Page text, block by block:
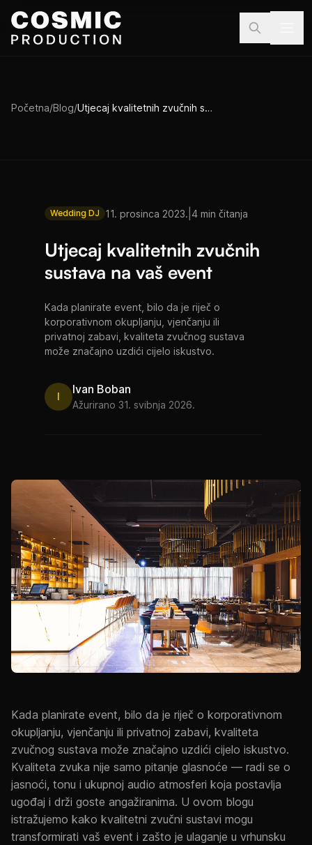
Preskoči na sadržaj
Početna/Blog/ Utjecaj kvalitetnih zvučnih sustava na vaš event
Wedding DJ 11. prosinca 2023. 4 min čitanja
Utjecaj kvalitetnih zvučnih
sustava na vaš event
Kada planirate event, bilo da je riječ o
korporativnom okupljanju, vjenčanju ili
privatnoj zabavi, kvaliteta zvučnog sustava
može značajno uzdići cijelo iskustvo.
I
Ivan Boban
Ažurirano 31. svibnja 2026.
Kada planirate event, bilo da je riječ o korporativnom
okupljanju, vjenčanju ili privatnoj zabavi, kvaliteta
zvučnog sustava može značajno uzdići cijelo iskustvo.
Kvaliteta zvuka nije samo pitanje glasnoće — radi se o
jasnoći, tonu i ukupnoj audio atmosferi koja postavlja
ugođaj i drži goste angažiranima. U ovom blogu
istražujemo kako kvalitetni zvučni sustavi mogu
transformirati vaš event i zašto je ulaganje u vrhunsku